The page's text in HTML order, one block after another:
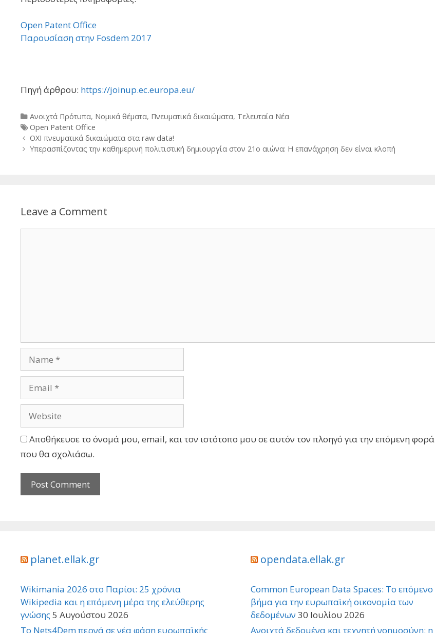
Open Patent Office
Παρουσίαση στην Fosdem 2017
Πηγή άρθρου: https://joinup.ec.europa.eu/
Categories
Ανοιχτά Πρότυπα, Νομικά θέματα, Πνευματικά δικαιώματα, Τελευταία Νέα
Tags
Open Patent Office
Post
navigation
ΟΧΙ πνευματικά δικαιώματα στα raw data!
Υπερασπίζοντας την καθημερινή πολιτιστική δημιουργία στον 21ο αιώνα: Η επανάχρηση δεν είναι κλοπή
Leave a Comment
Αποθήκευσε το όνομά μου, email, και τον ιστότοπο μου σε αυτόν τον πλοηγό για την επόμενη φορά
που θα σχολιάσω.
planet.ellak.gr
Wikimania 2026 στο Παρίσι: 25 χρόνια
Wikipedia και η επόμενη μέρα της ελεύθερης
γνώσης 5 Αυγούστου 2026
Το Nets4Dem περνά σε νέα φάση ευρωπαϊκής
opendata.ellak.gr
Common European Data Spaces: Το επόμενο
βήμα για την ευρωπαϊκή οικονομία των
δεδομένων 30 Ιουλίου 2026
Ανοιχτά δεδομένα και τεχνητή νοημοσύνη: η